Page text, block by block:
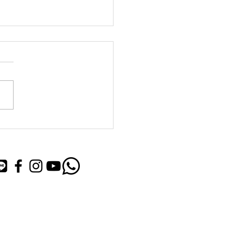
4
東広島近辺は、災害レベ
。